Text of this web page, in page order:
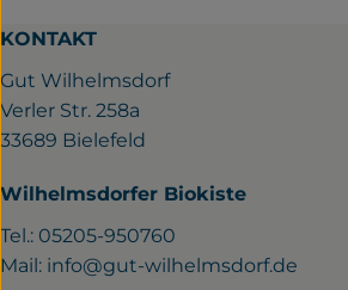
KONTAKT
Gut Wilhelmsdorf
Verler Str. 258a
33689 Bielefeld
Wilhelmsdorfer Biokiste
Tel.: 05205-950760
Mail: info@gut-wilhelmsdorf.de